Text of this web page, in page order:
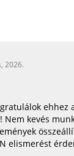
2026.
ehhez
Nem kevés
elismerést